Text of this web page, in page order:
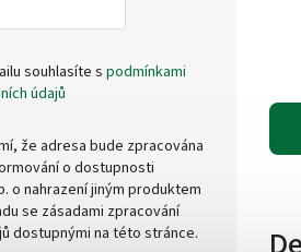
souhlasíte spodmínkami
údajů
že adresa bude zpracována
o dostupnosti
o nahrazení jiným produktem
se zásadami zpracování
dostupnými na této stránce.